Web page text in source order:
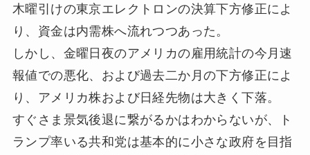
木曜引けの東京エレクトロンの決算下方修正によ
り、資金は内需株へ流れつつあった。
しかし、金曜日夜のアメリカの雇用統計の今月速
報値での悪化、および過去二か月の下方修正によ
り、アメリカ株および日経先物は大きく下落。
すぐさま景気後退に繋がるかはわからないが、ト
ランプ率いる共和党は基本的に小さな政府を目指